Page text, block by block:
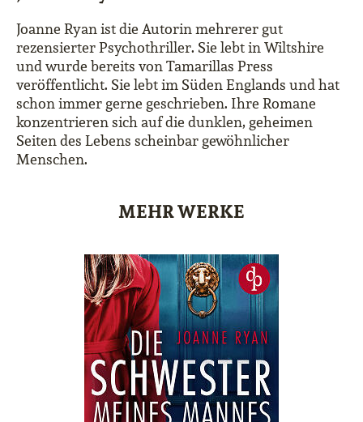
Joanne Ryan ist die Autorin mehrerer gut
rezensierter Psychothriller. Sie lebt in Wiltshire
und wurde bereits von Tamarillas Press
veröffentlicht. Sie lebt im Süden Englands und hat
schon immer gerne geschrieben. Ihre Romane
konzentrieren sich auf die dunklen, geheimen
Seiten des Lebens scheinbar gewöhnlicher
Menschen.
MEHR WERKE